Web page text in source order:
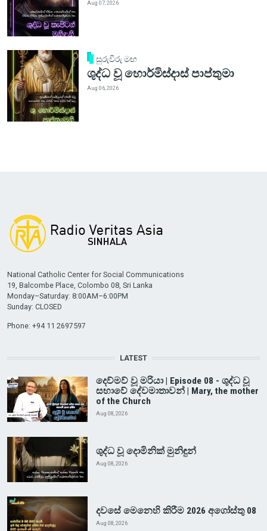
Aug 07, 2026
සුරුවිරු මඟ
ශුද්ධ වූ හොර්මිස්දාස් පාප්තුමා
Aug 06, 2026
National Catholic Center for Social Communications
19, Balcombe Place, Colombo 08, Sri Lanka
Monday–Saturday: 8:00AM–6:00PM
Sunday: CLOSED
Phone: +94 11 2697597
LATEST
දෙව්මව් වූ මරියා | Episode 08 - ශුද්ධ වූ
සභාවේ දේවමාතාවන් | Mary, the mother
of the Church
Aug 08, 2026
ශුද්ධ වූ දොමිනික් මුනිඳුන්
Aug 08, 2026
දවසේ මෙනෙහි කිරීම 2026 අගෝස්තු 08
Aug 08, 2026